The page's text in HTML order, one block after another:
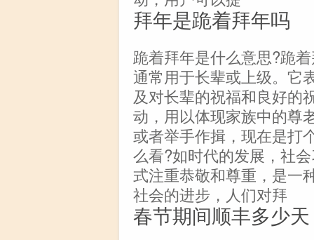
拜年是跪着拜年吗
跪着拜年是什么意思?跪
通常用于长辈或上级。它
及对长辈的祝福和良好的
动，用以体现家族中的尊
或者举手作揖，现在是打
么看?如时代的发展，社
式注重恭敬和尊重，是一
社会的进步，人们对拜
春节期间顺丰多少天